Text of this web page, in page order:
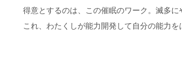
得意とするのは、この催眠のワーク。滅多
これ、わたくしが能力開発して自分の能力